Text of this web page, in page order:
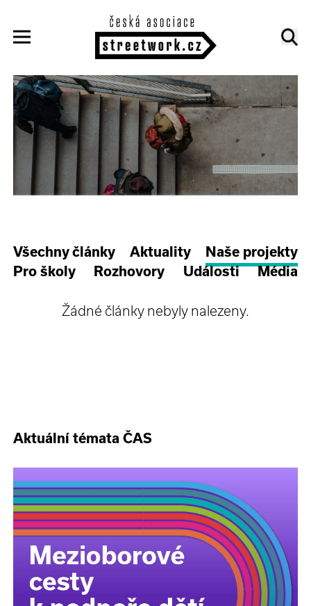
Všechny články Aktuality
Naše projekty
Pro školy
Rozhovory Události Média
Žádné články nebyly nalezeny.
Aktuální témata ČAS